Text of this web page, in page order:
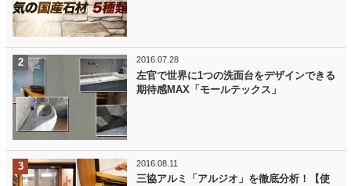
2016.07.28
左官で世界に1つの洗面台をデザインできる
期待感MAX「モールテックス」
2016.08.11
三協アルミ「アルジオ」を徹底分析！【使